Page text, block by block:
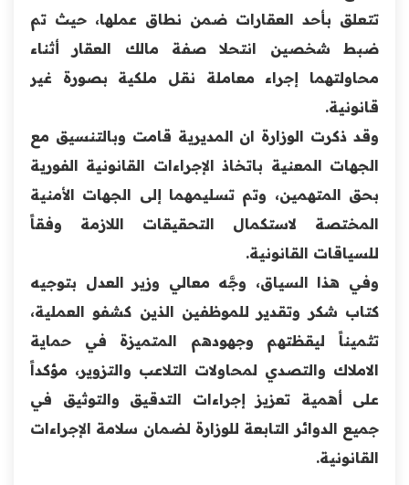
تتعلق بأحد العقارات ضمن نطاق عملها، حيث تم
ضبط شخصين انتحلا صفة مالك العقار أثناء
محاولتهما إجراء معاملة نقل ملكية بصورة غير
قانونية.
وقد ذكرت الوزارة ان المديرية قامت وبالتنسيق مع
الجهات المعنية باتخاذ الإجراءات القانونية الفورية
بحق المتهمين، وتم تسليمهما إلى الجهات الأمنية
المختصة لاستكمال التحقيقات اللازمة وفقاً
للسياقات القانونية.
وفي هذا السياق، وجَّه معالي وزير العدل بتوجيه
كتاب شكر وتقدير للموظفين الذين كشفو العملية،
تثميناً ليقظتهم وجهودهم المتميزة في حماية
الاملاك والتصدي لمحاولات التلاعب والتزوير، مؤكداً
على أهمية تعزيز إجراءات التدقيق والتوثيق في
جميع الدوائر التابعة للوزارة لضمان سلامة الإجراءات
القانونية.